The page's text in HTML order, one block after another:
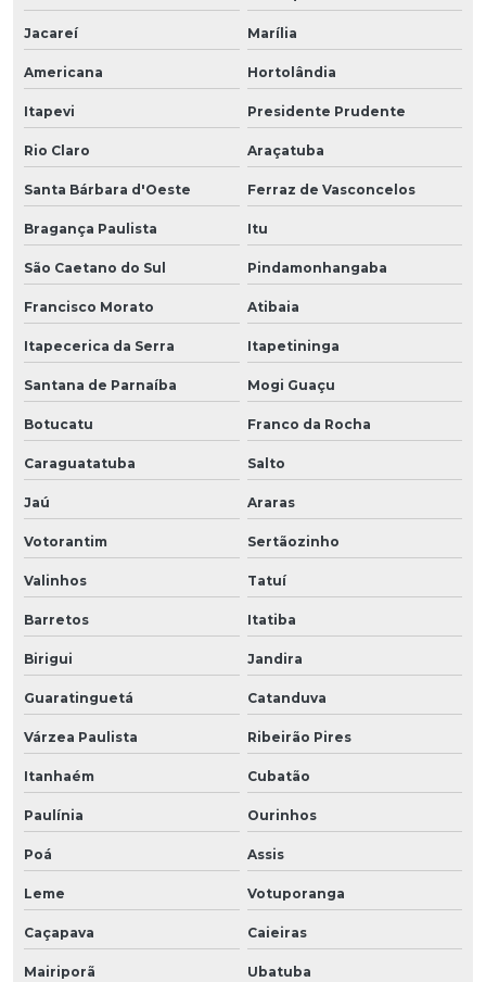
Jacareí Marília
Americana Hortolândia
Itapevi Presidente Prudente
Rio Claro Araçatuba
Santa Bárbara d'Oeste Ferraz de Vasconcelos
Bragança Paulista Itu
São Caetano do Sul Pindamonhangaba
Francisco Morato Atibaia
Itapecerica da Serra Itapetininga
Santana de Parnaíba Mogi Guaçu
Botucatu Franco da Rocha
Caraguatatuba Salto
Jaú Araras
Votorantim Sertãozinho
Valinhos Tatuí
Barretos Itatiba
Birigui Jandira
Guaratinguetá Catanduva
Várzea Paulista Ribeirão Pires
Itanhaém Cubatão
Paulínia Ourinhos
Poá Assis
Leme Votuporanga
Caçapava Caieiras
Mairiporã Ubatuba